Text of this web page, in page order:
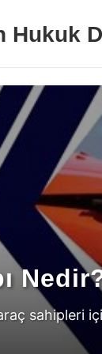
Hukuk
ve
sahipleri